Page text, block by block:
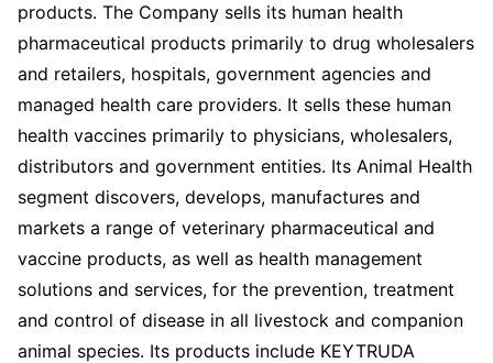
products. The Company sells its human health
pharmaceutical products primarily to drug wholesalers
and retailers, hospitals, government agencies and
managed health care providers. It sells these human
health vaccines primarily to physicians, wholesalers,
distributors and government entities. Its Animal Health
segment discovers, develops, manufactures and
markets a range of veterinary pharmaceutical and
vaccine products, as well as health management
solutions and services, for the prevention, treatment
and control of disease in all livestock and companion
animal species. Its products include KEYTRUDA